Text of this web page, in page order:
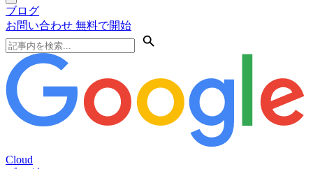
ブログ
お問い合わせ 無料で開始
Cloud